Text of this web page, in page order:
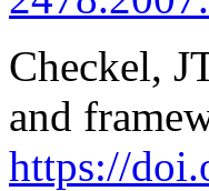
Checkel,
and
https://